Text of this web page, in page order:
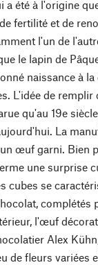
été à l'origine
fertilité et de
l'un de
le lapin de
naissance à
L'idée de
qu'au 19e
La
œuf garni. Bien
une surprise
cubes se
complétés
l'œuf
Alex
de fleurs variées